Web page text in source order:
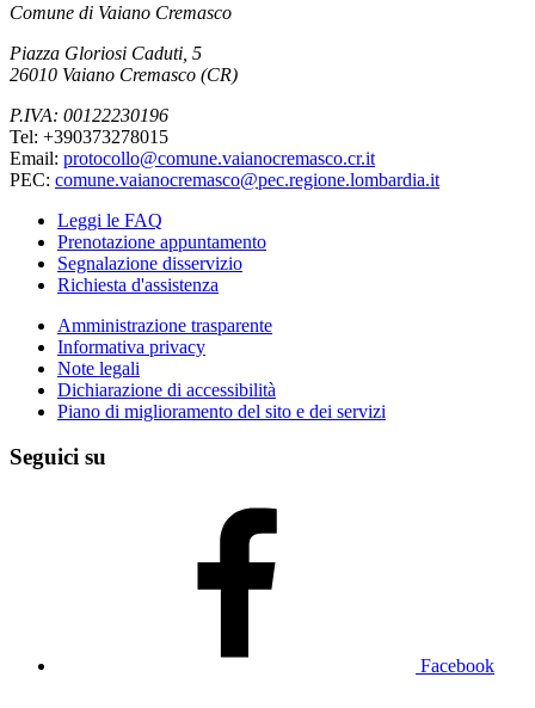
Comune di Vaiano Cremasco
Piazza Gloriosi Caduti, 5
26010 Vaiano Cremasco (CR)
P.IVA: 00122230196
Tel: +390373278015
Email: protocollo@comune.vaianocremasco.cr.it
PEC: comune.vaianocremasco@pec.regione.lombardia.it
Leggi le FAQ
Prenotazione appuntamento
Segnalazione disservizio
Richiesta d'assistenza
Amministrazione trasparente
Informativa privacy
Note legali
Dichiarazione di accessibilità
Piano di miglioramento del sito e dei servizi
Seguici su
Facebook